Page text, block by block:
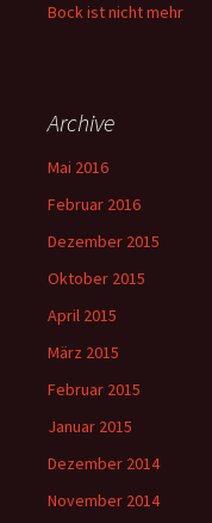
Bock ist nicht mehr
Archive
Mai 2016
Februar 2016
Dezember 2015
Oktober 2015
April 2015
März 2015
Februar 2015
Januar 2015
Dezember 2014
November 2014